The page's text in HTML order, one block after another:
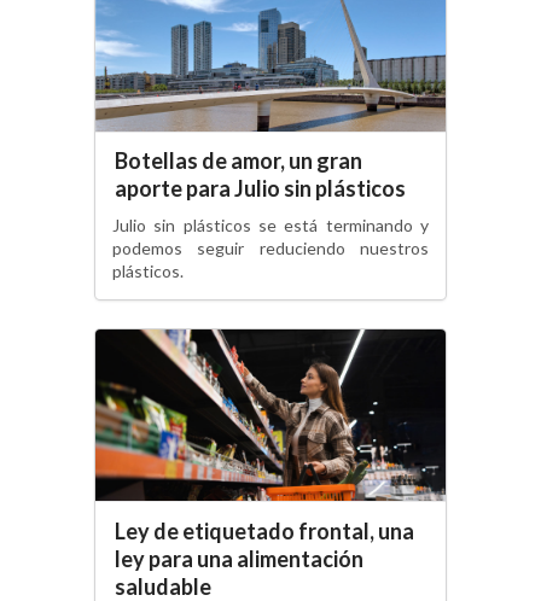
Botellas de amor, un gran
aporte para Julio sin plásticos
Julio sin plásticos se está terminando y
podemos seguir reduciendo nuestros
plásticos.
Ley de etiquetado frontal, una
ley para una alimentación
saludable